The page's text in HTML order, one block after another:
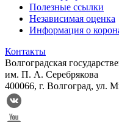
Полезные ссылки
Независимая оценка
Информация о
Контакты
Волгоградская
им. П. А. Серебрякова
400066, г. Волгоград, ул.